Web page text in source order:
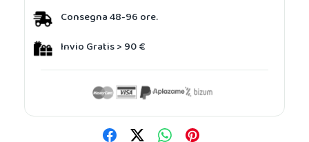
Consegna 48-96 ore.
Invio Gratis > 90 €